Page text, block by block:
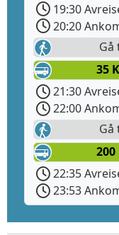
19:30
20:20
Gå
35
21:30
22:00
Gå
22:35
23:53